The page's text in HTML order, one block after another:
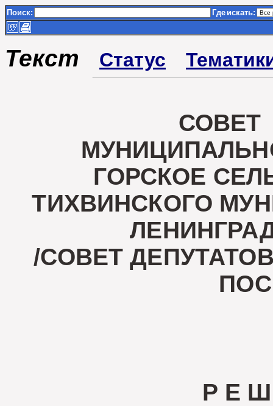
Поиск: Где искать:
Текст Статус
СОВЕТ
ГОРСКОЕ
ТИХВИНСКОГО
/СОВЕТ
Р Е